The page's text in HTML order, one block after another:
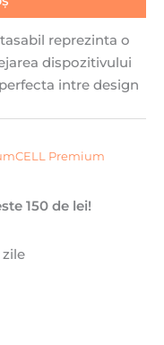
reprezinta o
dispozitivului
intre design
Premium
150 de lei!